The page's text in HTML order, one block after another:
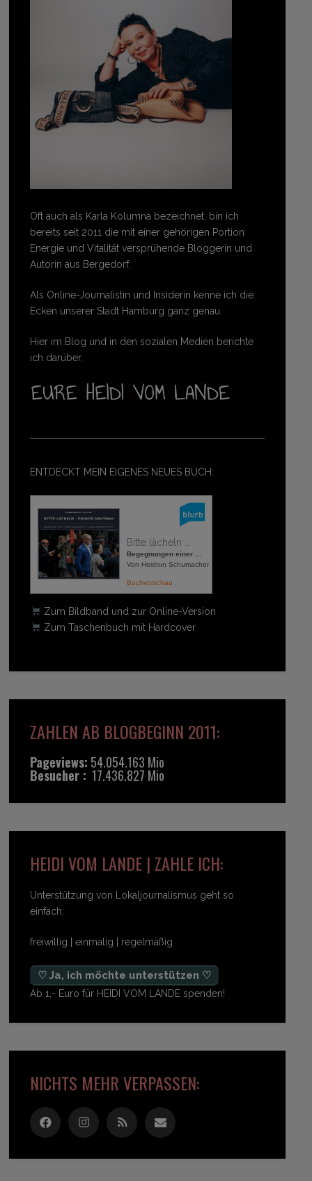
Oft auch als Karla Kolumna bezeichnet, bin ich
bereits seit 2011 die mit einer gehörigen Portion
Energie und Vitalität versprühende Bloggerin und
Autorin aus Bergedorf.
Als Online-Journalistin und Insiderin kenne ich die
Ecken unserer Stadt Hamburg ganz genau.
Hier im Blog und in den sozialen Medien berichte
ich darüber.
ENTDECKT MEIN EIGENES NEUES BUCH:
Bitte lächeln ...
Begegnungen einer ...
Von Heidrun Schumacher
Buchvorschau
Zum Bildband und zur Online-Version
Zum Taschenbuch mit Hardcover
ZAHLEN AB BLOGBEGINN 2011:
Pageviews: 54.054.163 Mio
Besucher : 17.436.827 Mio
HEIDI VOM LANDE | ZAHLE ICH:
Unterstützung von Lokaljournalismus geht so
einfach:
freiwillig | einmalig | regelmäßig
♡ Ja, ich möchte unterstützen ♡
Ab 1,- Euro für HEIDI VOM LANDE spenden!
NICHTS MEHR VERPASSEN: